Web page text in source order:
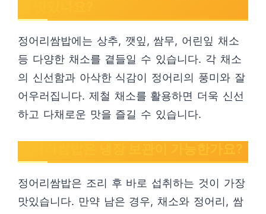
정어리쌈밥에는 상추, 깻잎, 쌈무, 어린잎 채소
등 다양한 채소를 곁들일 수 있습니다. 각 채소
의 신선함과 아삭한 식감이 정어리의 풍미와 잘
어우러집니다. 제철 채소를 활용하면 더욱 신선
하고 다채로운 맛을 즐길 수 있습니다.
정어리쌈밥은 조리 후 바로 섭취하는 것이 가장
맛있습니다. 만약 남은 경우, 채소와 정어리, 쌈